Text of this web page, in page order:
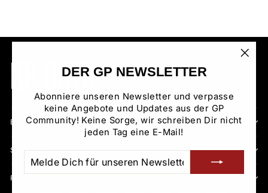
DER GP NEWSLETTER
Abonniere unseren Newsletter und verpasse
keine Angebote und Updates aus der GP
Community! Keine Sorge, wir schreiben Dir nicht
jeden Tag eine E-Mail!
DICH
FÜR
BEREICHE
SUPPORT
RECHTLICHES